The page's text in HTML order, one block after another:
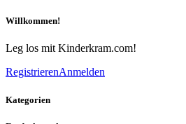
Willkommen!
Leg los mit Kinderkram.com!
RegistrierenAnmelden
Kategorien